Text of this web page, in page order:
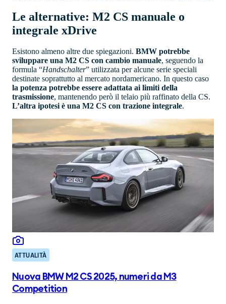
Le alternative: M2 CS manuale o
integrale xDrive
Esistono almeno altre due spiegazioni. BMW potrebbe
sviluppare una M2 CS con cambio manuale, seguendo la
formula “Handschalter” utilizzata per alcune serie speciali
destinate soprattutto al mercato nordamericano. In questo caso
la potenza potrebbe essere adattata ai limiti della
trasmissione, mantenendo però il telaio più raffinato della CS.
L’altra ipotesi è una M2 CS con trazione integrale.
ATTUALITÀ
Nuova BMW M2 CS 2025, numeri da M3
Competition